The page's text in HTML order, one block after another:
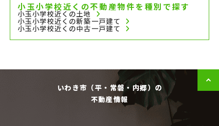
小玉小学校近くの不動産物件を種別で探す
小玉小学校近くの土地
小玉小学校近くの新築一戸建て
小玉小学校近くの中古一戸建て
いわき市（平・常磐・内郷）の
不動産情報